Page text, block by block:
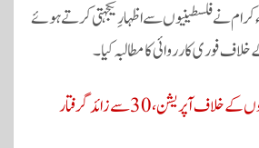
کرام نے فلسطینیوں سے اظہارِ یکجہتی کرتے ہوئے
فوری کارروائی کا مطالبہ کیا۔
آپریشن، 30 سے زائد گرفتار